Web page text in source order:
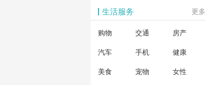
生活服务 更多
购物 交通
房产
汽车
手机
健康
美食
宠物
女性